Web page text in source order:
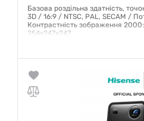
Базова роздільна здатність,
3D / 16:9 / NTSC, PAL, SECAM /
Контрастність зображення
254x247x247